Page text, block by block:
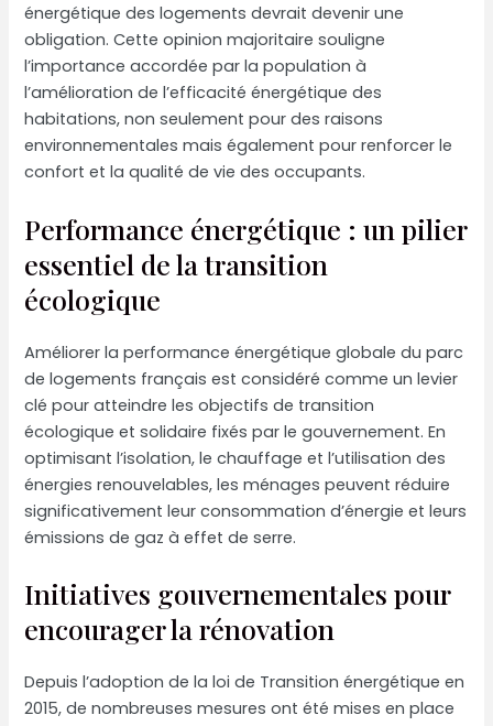
énergétique des logements devrait devenir une
obligation. Cette opinion majoritaire souligne
l’importance accordée par la population à
l’amélioration de l’efficacité énergétique des
habitations, non seulement pour des raisons
environnementales mais également pour renforcer le
confort et la qualité de vie des occupants.
Performance énergétique : un pilier
essentiel de la transition
écologique
Améliorer la performance énergétique globale du parc
de logements français est considéré comme un levier
clé pour atteindre les objectifs de transition
écologique et solidaire fixés par le gouvernement. En
optimisant l’isolation, le chauffage et l’utilisation des
énergies renouvelables, les ménages peuvent réduire
significativement leur consommation d’énergie et leurs
émissions de gaz à effet de serre.
Initiatives gouvernementales pour
encourager la rénovation
Depuis l’adoption de la loi de Transition énergétique en
2015, de nombreuses mesures ont été mises en place